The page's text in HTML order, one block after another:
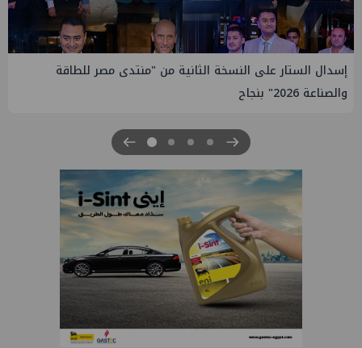
إيني تعين مديراً جديد لها في مصر